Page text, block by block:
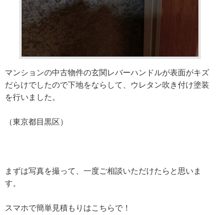
マンションの中古物件の玄関レバーハンドルが表面がキズ
だらけでしたので下地をならして、ウレタン吹き付け塗装
を行いました。
（東京都目黒区）
まずは写真を撮って、一度ご相談いただけたらと思いま
す。
スマホで簡単見積もりはこちらで！